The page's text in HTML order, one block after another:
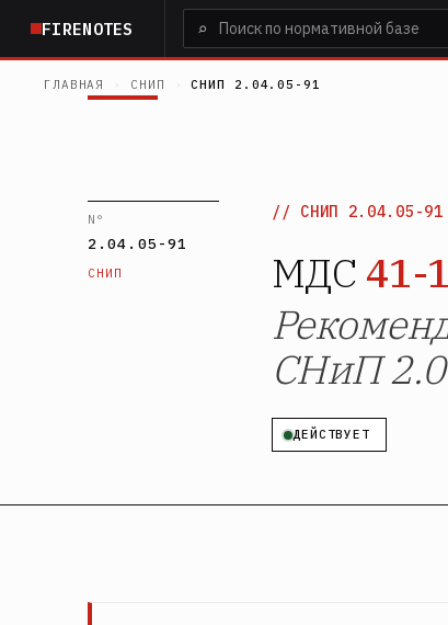
основному
содержанию
FIRENOTES ⌕
ГЛАВНАЯ СНИП СНИП 2.04.05-91
N°
2.04.05-91
СНИП
СНИП 2.04.05-91
МДС 41-
СНиП
ДЕЙСТВУЕТ